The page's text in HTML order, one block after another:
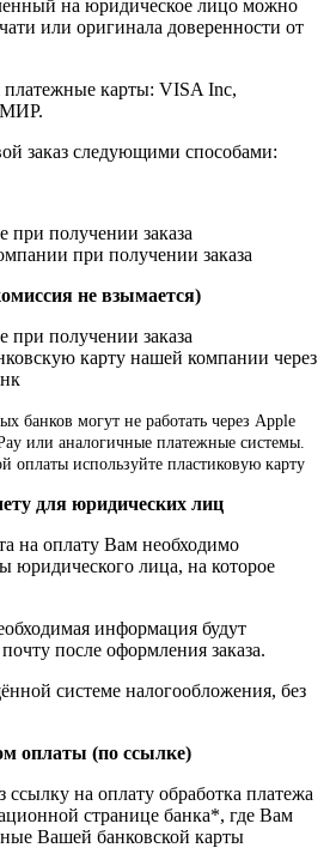
на юридическое лицо можно
или оригинала доверенности от
карты: VISA Inc,
МИР.
заказ следующими способами:
при получении заказа
при получении заказа
не взымается)
при получении заказа
карту нашей компании через
банков могут не работать через Apple
или аналогичные платежные системы.
оплаты используйте пластиковую карту
для юридических лиц
на оплату Вам необходимо
юридического лица, на которое
информация будут
после оформления заказа.
системе налогообложения, без
оплаты (по ссылке)
ссылку на оплату обработка платежа
странице банка*, где Вам
Вашей банковской карты